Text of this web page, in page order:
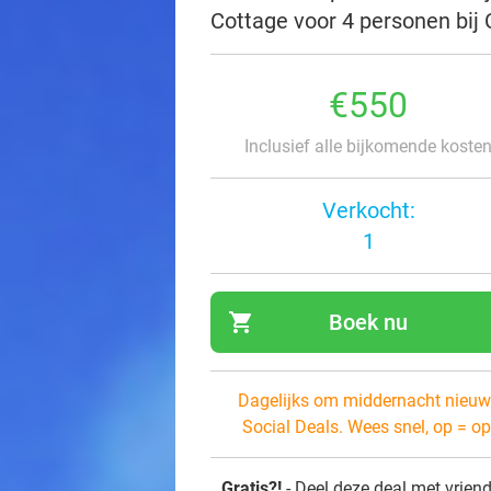
Cottage voor 4 personen bij
€550
Inclusief alle bijkomende kosten
Verkocht:
1
shopping_cart Boek nu
Dagelijks om middernacht
Social Deals. Wees snel, op =